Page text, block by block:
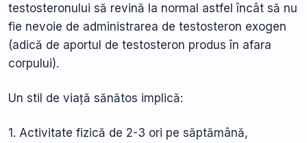
testosteronului să revină la normal astfel încât să nu
fie nevoie de administrarea de testosteron exogen
(adică de aportul de testosteron produs în afara
corpului).
Un stil de viață sănătos implică:
1. Activitate fizică de 2-3 ori pe săptămână,